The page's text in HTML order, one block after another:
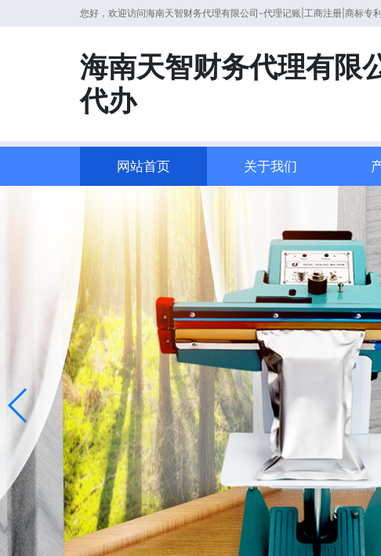
您好，欢迎访问海南天智财务代理有限公司-代理记账|工商注册|商标专
海南天智财务代理有限
代办
网站首页 关于我们